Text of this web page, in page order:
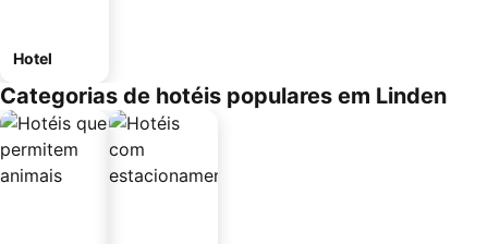
Hotel
Categorias de hotéis populares em Linden